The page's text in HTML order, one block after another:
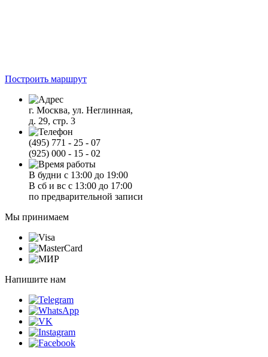
Построить маршрут
г. Москва, ул. Неглинная,
д. 29, стр. 3
(495) 771 - 25 - 07
(925) 000 - 15 - 02
В будни с 13:00 до 19:00
В сб и вс с 13:00 до 17:00
по предварительной записи
Мы принимаем
Напишите нам